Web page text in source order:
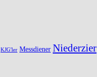
KJG'ler Messdiener Niederzier